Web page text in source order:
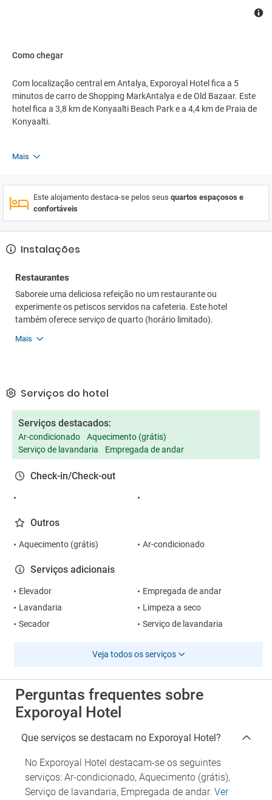
Como chegar
Com localização central em Antalya, Exporoyal Hotel fica a 5
minutos de carro de Shopping MarkAntalya e de Old Bazaar. Este
hotel fica a 3,8 km de Konyaalti Beach Park e a 4,4 km de Praia de
Konyaalti.
Mais
Este alojamento destaca-se pelos seus quartos espaçosos e
confortáveis
Instalações
Restaurantes
Saboreie uma deliciosa refeição no um restaurante ou
experimente os petiscos servidos na cafeteria. Este hotel
também oferece serviço de quarto (horário limitado).
Mais
Serviços do hotel
Serviços destacados:
Ar-condicionado
Aquecimento (grátis)
Serviço de lavandaria
Empregada de andar
Check-in/Check-out
Outros
Aquecimento (grátis) Ar-condicionado
Serviços adicionais
Elevador
Empregada de andar
Lavandaria
Limpeza a seco
Secador
Serviço de lavandaria
Veja todos os serviços
Perguntas frequentes sobre
Exporoyal Hotel
Que serviços se destacam no Exporoyal Hotel?
No Exporoyal Hotel destacam-se os seguintes
serviços: Ar-condicionado, Aquecimento (grátis),
Serviço de lavandaria, Empregada de andar. Ver